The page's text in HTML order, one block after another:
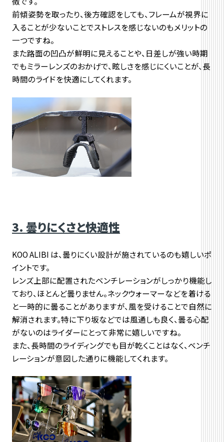
前傾姿勢を取ったり、後方確認をしても、フレームが視界に
入ることが少ないことでストレスを感じないのもメリットの
一つですね。
また路面の凹凸が鮮明に見えることや、日差しが強い時期
でもミラーレンズのおかげで、眩しさを感じにくいことが、長
時間のライドを快適にしてくれます。
3. 曇りにくさと快適性
KOO ALIBI は、曇りにくい設計が施されているのも嬉しいポ
イントです。
レンズ上部に配置されたベンチレーションがしっかり機能し
ており、ほとんど曇りません。ネックウォーマーなどを着ける
と一時的に曇ることがありますが、風を受けることで自然に
解消されます。特に下り坂などでは風通しも良く、曇る心配
がないのはライダーにとって非常に嬉しいですね。
また、長時間のライディングでも目が乾くことはなく、ベンチ
レーションが意図した通りに機能してくれます。